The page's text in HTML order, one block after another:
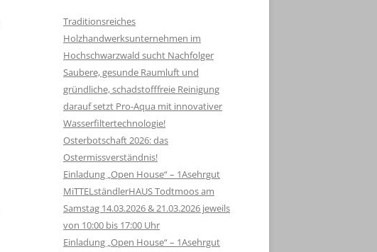
Traditionsreiches
Holzhandwerksunternehmen im
Hochschwarzwald sucht Nachfolger
Saubere, gesunde Raumluft und
gründliche, schadstofffreie Reinigung
darauf setzt Pro-Aqua mit innovativer
Wasserfiltertechnologie!
Osterbotschaft 2026: das
Ostermissverständnis!
Einladung „Open House“ – 1Asehrgut
MiTTELständlerHAUS Todtmoos am
Samstag 14.03.2026 & 21.03.2026 jeweils
von 10:00 bis 17:00 Uhr
Einladung „Open House“ – 1Asehrgut